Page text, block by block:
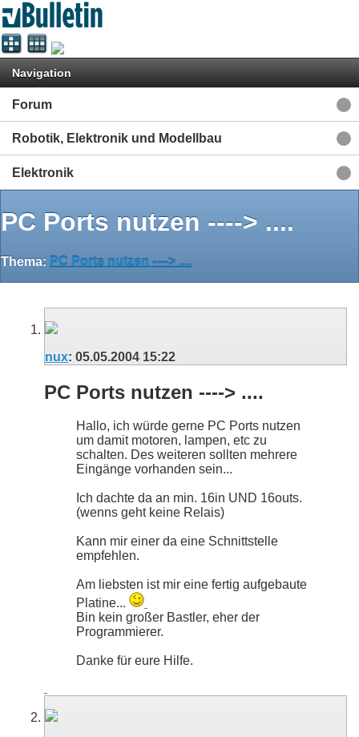
Navigation
Forum
Robotik, Elektronik und Modellbau
Elektronik
PC Ports nutzen ----> ....
Thema: PC Ports nutzen ----> ....
nux: 05.05.2004 15:22
PC Ports nutzen ----> ....
Hallo, ich würde gerne PC Ports nutzen
um damit motoren, lampen, etc zu
schalten. Des weiteren sollten mehrere
Eingänge vorhanden sein...
Ich dachte da an min. 16in UND 16outs.
(wenns geht keine Relais)
Kann mir einer da eine Schnittstelle
empfehlen.
Am liebsten ist mir eine fertig aufgebaute
Platine...
Bin kein großer Bastler, eher der
Programmierer.
Danke für eure Hilfe.